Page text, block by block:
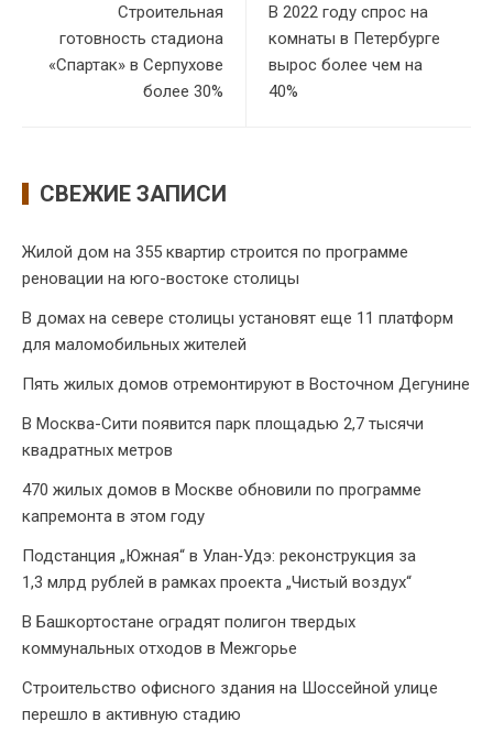
Строительная
готовность стадиона
«Спартак» в Серпухове
более 30%
В 2022 году спрос на
комнаты в Петербурге
вырос более чем на
40%
СВЕЖИЕ ЗАПИСИ
Жилой дом на 355 квартир строится по программе
реновации на юго-востоке столицы
В домах на севере столицы установят еще 11 платформ
для маломобильных жителей
Пять жилых домов отремонтируют в Восточном Дегунине
В Москва-Сити появится парк площадью 2,7 тысячи
квадратных метров
470 жилых домов в Москве обновили по программе
капремонта в этом году
Подстанция „Южная“ в Улан‑Удэ: реконструкция за
1,3 млрд рублей в рамках проекта „Чистый воздух“
В Башкортостане оградят полигон твердых
коммунальных отходов в Межгорье
Строительство офисного здания на Шоссейной улице
перешло в активную стадию